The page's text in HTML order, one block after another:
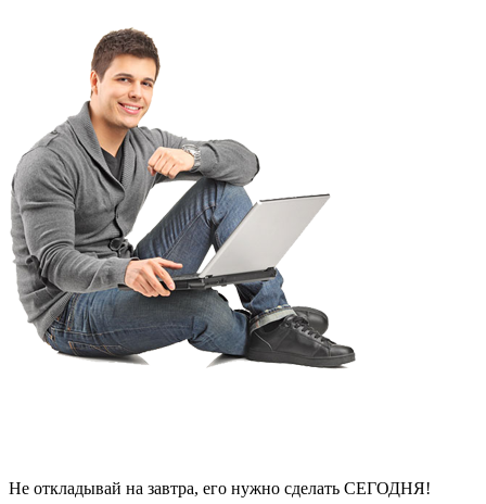
Не откладывай на завтра, его нужно сделать СЕГОДНЯ!